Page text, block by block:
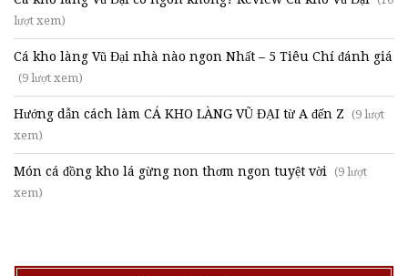
lượt xem)
Cá kho làng Vũ Đại nhà nào ngon Nhất – 5 Tiêu Chí đánh giá
(9 lượt xem)
Hướng dẫn cách làm CÁ KHO LÀNG VŨ ĐẠI từ A đến Z (9 lượt
xem)
Món cá đồng kho lá gừng non thơm ngon tuyệt vời (9 lượt
xem)